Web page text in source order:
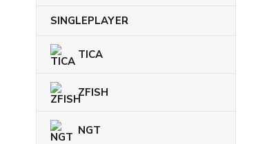
SINGLEPLAYER
TICA
ZFISH
NGT